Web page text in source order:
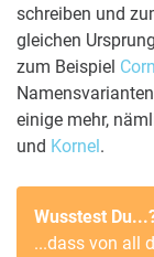
schreiben und
gleichen
zum Beispiel
einige mehr,
und Kornel .
Wusstest
...dass von all